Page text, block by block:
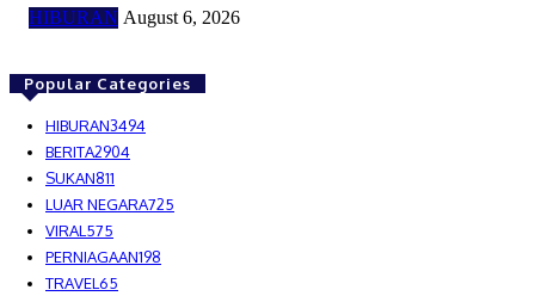
HIBURAN August 6, 2026
Popular Categories
HIBURAN3494
BERITA2904
SUKAN811
LUAR NEGARA725
VIRAL 575
PERNIAGAAN198
TRAVEL 65